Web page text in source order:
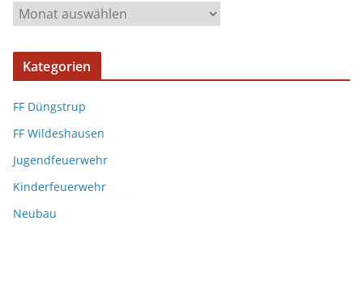
Kategorien
FF Düngstrup
FF Wildeshausen
Jugendfeuerwehr
Kinderfeuerwehr
Neubau